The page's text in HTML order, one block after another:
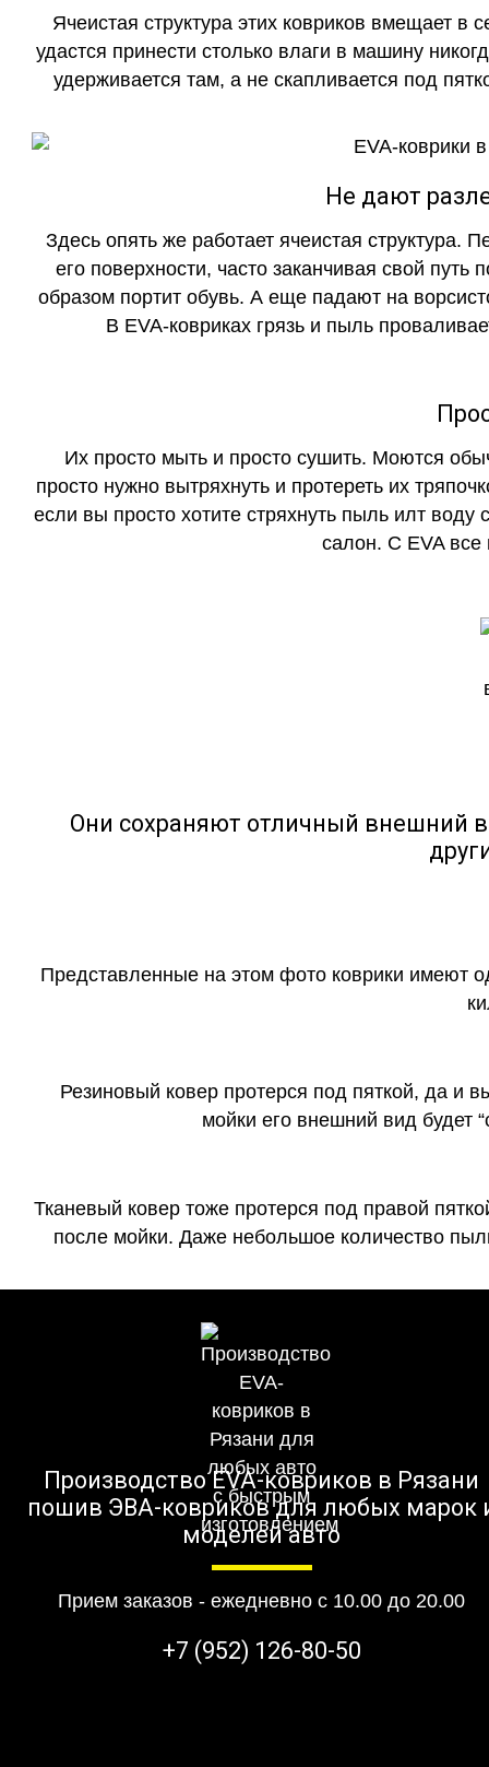
Ячеистая структура этих ковриков вмещает в
удастся принести столько влаги в машину
удерживается там, а не скапливается под
Не дают
Здесь опять же работает ячеистая структура.
его поверхности, часто заканчивая свой
образом портит обувь. А еще падают на
В EVA-ковриках грязь и пыль
Их просто мыть и просто сушить. Моются
просто нужно вытряхнуть и протереть их
если вы просто хотите стряхнуть пыль илт воду
салон. С EVA все
Они сохраняют отличный внешний
Представленные на этом фото коврики имеют
Резиновый ковер протерся под пяткой, да и
мойки его внешний вид будет
Тканевый ковер тоже протерся под правой
после мойки. Даже небольшое количество
Производство EVA-ковриков в Рязани
пошив ЭВА-ковриков для любых марок
моделей авто
Прием заказов - ежедневно с 10.00 до 20.00
+7 (952) 126-80-50